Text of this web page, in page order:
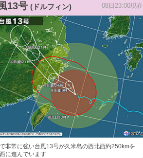
13号 (ドルフィン) 08日23:00現在
非常に強い台風13号が久米島の西北西約250kmを
に進んでいます